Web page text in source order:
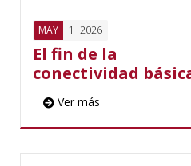
MAY 1 2026
El fin de la
conectividad
Ver más